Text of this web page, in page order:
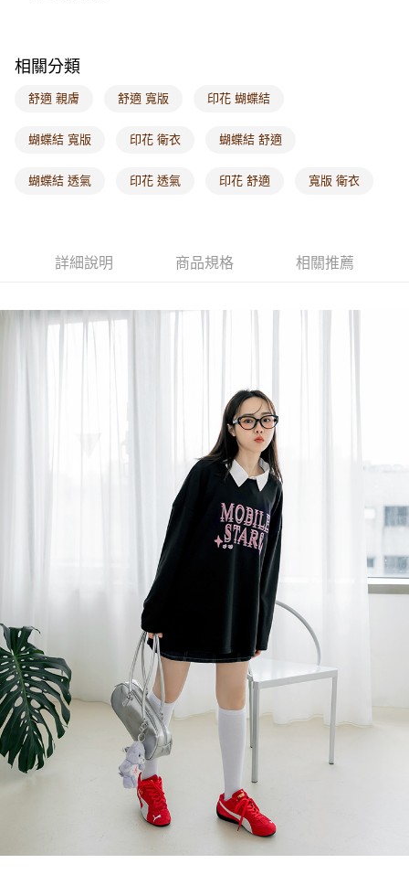
付款後門市自取
每筆NT$60，滿NT$1,000(含以上)免運費
相關分類
舒適 親膚 舒適 寬版 印花 蝴蝶結
蝴蝶結 寬版 印花 衛衣 蝴蝶結 舒適
蝴蝶結 透氣 印花 透氣 印花 舒適 寬版 衛衣
詳細說明 商品規格 相關推薦